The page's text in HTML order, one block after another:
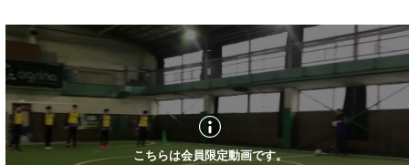
こちらは会員限定動画です。